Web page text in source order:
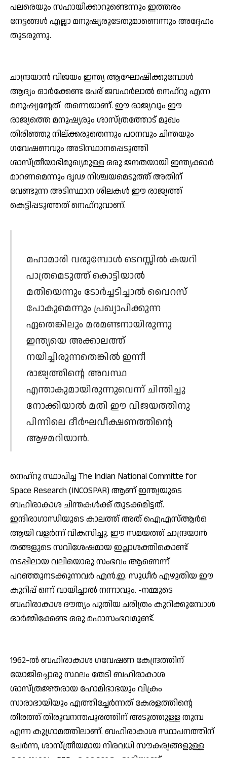
പലരെയും സഹായിക്കാറുണ്ടെന്നും ഇത്തരം
നേട്ടങ്ങള്‍ എല്ലാ മനുഷ്യരുടേതുമാണെന്നും അദ്ദേഹം
തുടരുന്നു.
ചാന്ദ്രയാന്‍ വിജയം ഇന്ത്യ ആഘോഷിക്കുമ്പോള്‍
ആദ്യം ഓര്‍ക്കേണ്ട പേര് ജവഹര്‍ലാല്‍ നെഹ്റു എന്ന
മനുഷ്യന്റേത് തന്നെയാണ്. ഈ രാജ്യവും ഈ
രാജ്യത്തെ മനുഷ്യരും ശാസ്ത്രത്തോട് മുഖം
തിരിഞ്ഞു നില്ക്കരുതെന്നും പഠനവും ചിന്തയും
ഗവേഷണവും അടിസ്ഥാനപ്പെടുത്തി
ശാസ്ത്രീയാഭിമുഖ്യമുള്ള ഒരു ജനതയായി ഇന്ത്യക്കാര്‍
മാറണമെന്നും ദൃഢ നിശ്ചയമെടുത്ത് അതിന്
വേണ്ടുന്ന അടിസ്ഥാന ശിലകള്‍ ഈ രാജ്യത്ത്
കെട്ടിപ്പടുത്തത് നെഹ്റുവാണ്.
മഹാമാരി വരുമ്പോള്‍ ടെറസ്സില്‍ കയറി
പാത്രമെടുത്ത് കൊട്ടിയാല്‍
മതിയെന്നും ടോര്‍ച്ചടിച്ചാല്‍ വൈറസ്
പോകുമെന്നും പ്രഖ്യാപിക്കുന്ന
ഏതെങ്കിലും മരമണ്ടനായിരുന്നു
ഇന്ത്യയെ അക്കാലത്ത്
നയിച്ചിരുന്നതെങ്കില്‍ ഇന്നീ
രാജ്യത്തിന്റെ അവസ്ഥ
എന്താകുമായിരുന്നുവെന്ന് ചിന്തിച്ചു
നോക്കിയാല്‍ മതി ഈ വിജയത്തിനു
പിന്നിലെ ദീര്‍ഘവീക്ഷണത്തിന്റെ
ആഴമറിയാന്‍.
നെഹ്റു സ്ഥാപിച്ച The Indian National Committe for
Space Research (INCOSPAR) ആണ് ഇന്ത്യയുടെ
ബഹിരാകാശ ചിന്തകള്‍ക്ക് തുടക്കമിട്ടത്.
ഇന്ദിരാഗാന്ധിയുടെ കാലത്ത് അത് ഐഎസ്ആര്‍ഒ
ആയി വളര്‍ന്ന് വികസിച്ചു. ഈ സമയത്ത് ചാന്ദ്രയാന്‍
തങ്ങളുടെ സവിശേഷമായ ഇച്ഛാശക്തികൊണ്ട്
നടപ്പിലായ വലിയൊരു സംഭവം ആണെന്ന്
പറഞ്ഞുനടക്കുന്നവര്‍ എന്‍.ഇ. സുധീര്‍ എഴുതിയ ഈ
കുറിപ്പ് ഒന്ന് വായിച്ചാല്‍ നന്നാവും. -നമ്മുടെ
ബഹിരാകാശ ദൗത്യം പുതിയ ചരിത്രം കുറിക്കുമ്പോള്‍
ഓര്‍മ്മിക്കേണ്ട ഒരു മഹാസംഭവമുണ്ട്.
1962-ല്‍ ബഹിരാകാശ ഗവേഷണ കേന്ദ്രത്തിന്
യോജിച്ചൊരു സ്ഥലം തേടി ബഹിരാകാശ
ശാസ്ത്രജ്ഞരായ ഹോമിഭാഭയും വിക്രം
സാരാഭായിയും എത്തിച്ചേര്‍ന്നത് കേരളത്തിന്റെ
തീരത്ത് തിരുവനന്തപുരത്തിന് അടുത്തുള്ള തുമ്പ
എന്ന കുഗ്രാമത്തിലാണ്. ബഹിരാകാശ സ്ഥാപനത്തിന്
ചേര്‍ന്ന, ശാസ്ത്രീയമായ നിരവധി സൗകര്യങ്ങളുള്ള